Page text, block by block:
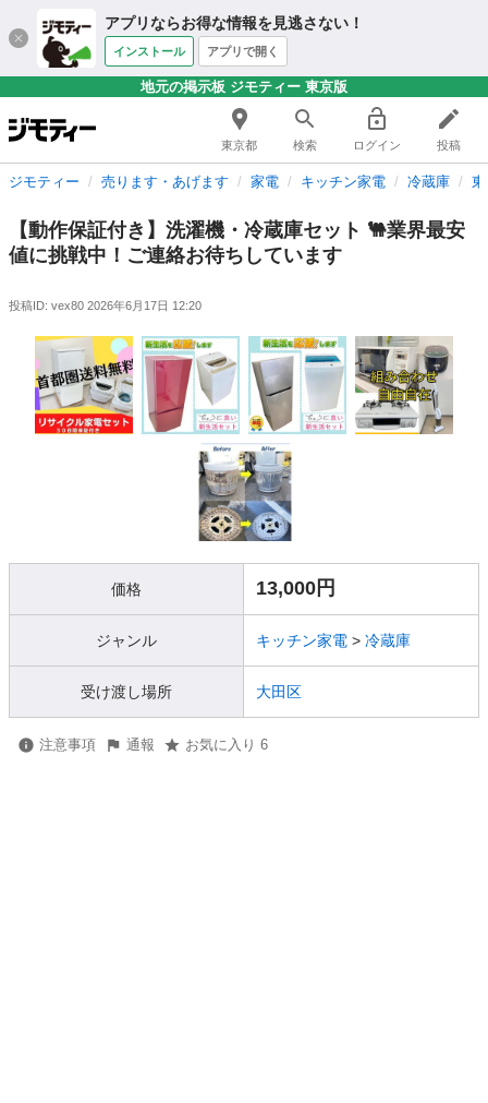
アプリならお得な情報を見逃さない！
インストール アプリで開く
地元の掲示板 ジモティー 東京版
東京都 検索 ログイン 投稿
ジモティー 売ります・あげます 家電 キッチン家電 冷蔵庫
【動作保証付き】洗濯機・冷蔵庫セット 🐫業界最安
値に挑戦中！ご連絡お待ちしています
投稿ID: vex80 2026年6月17日 12:20
価格 13,000円
ジャンル キッチン家電 > 冷蔵庫
受け渡し場所 大田区
注意事項 通報 お気に入り 6